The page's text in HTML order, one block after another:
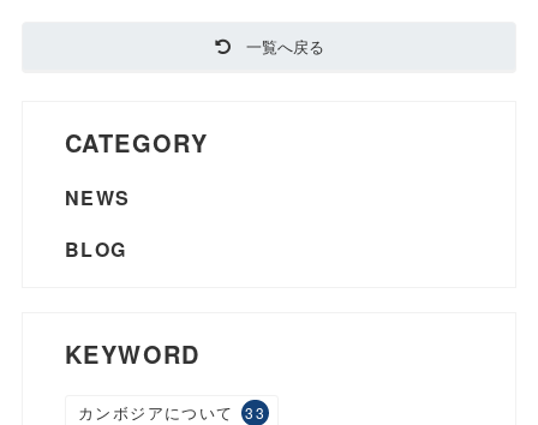
一覧へ戻る
CATEGORY
NEWS
BLOG
KEYWORD
カンボジアについて 33